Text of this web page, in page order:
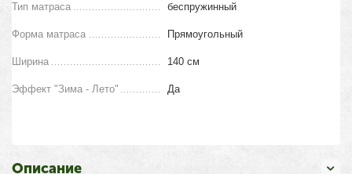
Тип матраса
беспружинный
Форма матраса Прямоугольный
Ширина 140 см
Эффект "Зима - Лето" Да
Описание